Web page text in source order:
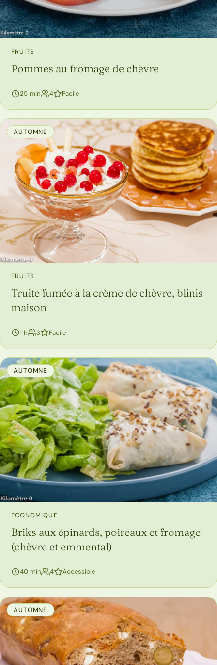
FRUITS
Pommes au fromage de chèvre
25 min 4personnes
Facile
AUTOMNE
FRUITS
Truite fumée à la crème de chèvre, blinis
maison
1 h 3personnes
Facile
AUTOMNE
ECONOMIQUE
Briks aux épinards, poireaux et fromage
(chèvre et emmental)
40 min 4personnes
Accessible
AUTOMNE